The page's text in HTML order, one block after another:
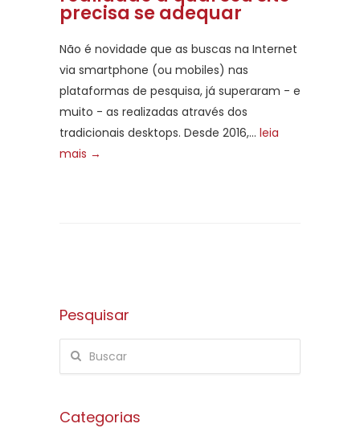
precisa se adequar
Não é novidade que as buscas na Internet
via smartphone (ou mobiles) nas
plataformas de pesquisa, já superaram - e
muito - as realizadas através dos
tradicionais desktops. Desde 2016,... leia
mais →
Pesquisar
Categorias